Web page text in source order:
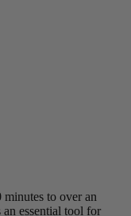
to over an
essential tool for